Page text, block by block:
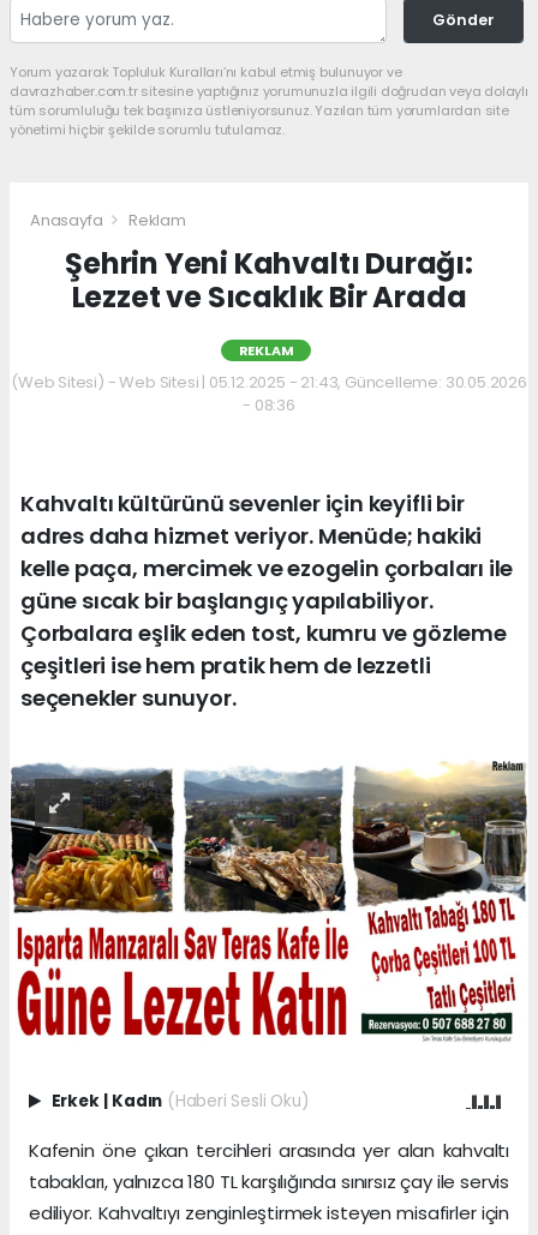
Gönder
Yorum yazarak Topluluk Kuralları’nı kabul etmiş bulunuyor ve
davrazhaber.com.tr sitesine yaptığınız yorumunuzla ilgili doğrudan veya dolaylı
tüm sorumluluğu tek başınıza üstleniyorsunuz. Yazılan tüm yorumlardan site
yönetimi hiçbir şekilde sorumlu tutulamaz.
Anasayfa Reklam
Şehrin Yeni Kahvaltı Durağı:
Lezzet ve Sıcaklık Bir Arada
REKLAM
(Web Sitesi) - Web Sitesi | 05.12.2025 - 21:43, Güncelleme: 30.05.2026
- 08:36
Kahvaltı kültürünü sevenler için keyifli bir
adres daha hizmet veriyor. Menüde; hakiki
kelle paça, mercimek ve ezogelin çorbaları ile
güne sıcak bir başlangıç yapılabiliyor.
Çorbalara eşlik eden tost, kumru ve gözleme
çeşitleri ise hem pratik hem de lezzetli
seçenekler sunuyor.
Erkek Kadın (Haberi Sesli Oku)
Kafenin öne çıkan tercihleri arasında yer alan kahvaltı
tabakları, yalnızca 180 TL karşılığında sınırsız çay ile servis
ediliyor. Kahvaltıyı zenginleştirmek isteyen misafirler için